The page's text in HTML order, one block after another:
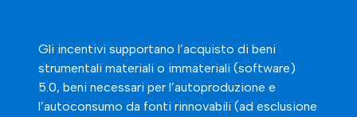
Gli incentivi supportano l’acquisto di beni
strumentali materiali o immateriali (software)
5.0, beni necessari per l’autoproduzione e
l’autoconsumo da fonti rinnovabili (ad esclusione